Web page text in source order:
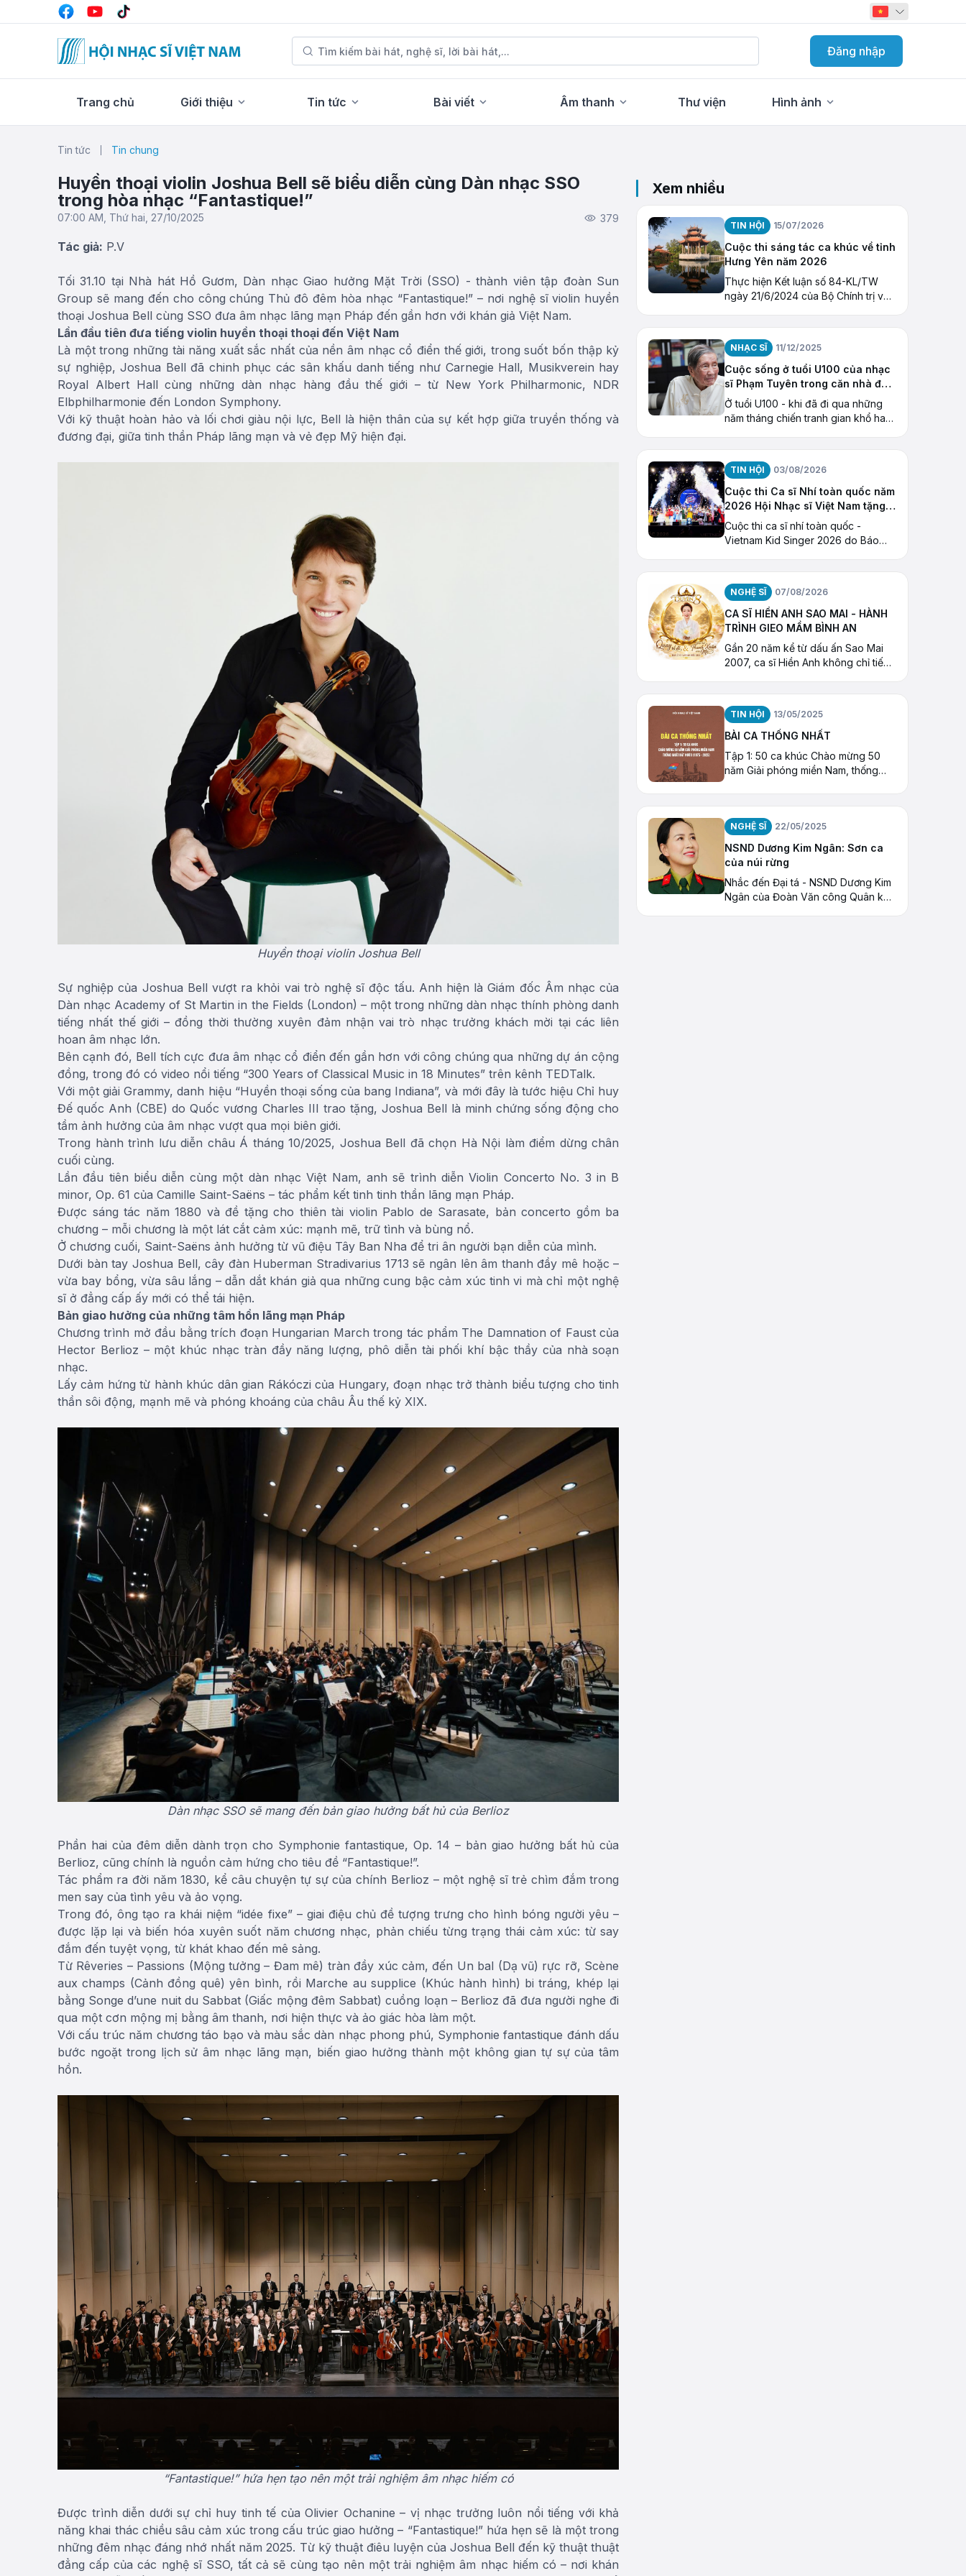
Đăng nhập
Trang chủ Giới thiệu Tin tức Bài viết Âm thanh Thư viện Hình ảnh
Tin tức Tin chung
Huyền thoại violin Joshua Bell sẽ biểu diễn cùng Dàn nhạc SSO
trong hòa nhạc “Fantastique!”
07:00 AM, Thứ hai, 27/10/2025 379
Tác giả: P.V
Tối 31.10 tại Nhà hát Hồ Gươm, Dàn nhạc Giao hưởng Mặt Trời (SSO) - thành viên tập đoàn Sun
Group sẽ mang đến cho công chúng Thủ đô đêm hòa nhạc “Fantastique!” – nơi nghệ sĩ violin huyền
thoại Joshua Bell cùng SSO đưa âm nhạc lãng mạn Pháp đến gần hơn với khán giả Việt Nam.
Lần đầu tiên đưa tiếng violin huyền thoại thoại đến Việt Nam
Là một trong những tài năng xuất sắc nhất của nền âm nhạc cổ điển thế giới, trong suốt bốn thập kỷ
sự nghiệp, Joshua Bell đã chinh phục các sân khấu danh tiếng như Carnegie Hall, Musikverein hay
Royal Albert Hall cùng những dàn nhạc hàng đầu thế giới – từ New York Philharmonic, NDR
Elbphilharmonie đến London Symphony.
Với kỹ thuật hoàn hảo và lối chơi giàu nội lực, Bell là hiện thân của sự kết hợp giữa truyền thống và
đương đại, giữa tinh thần Pháp lãng mạn và vẻ đẹp Mỹ hiện đại.
Huyền thoại violin Joshua Bell
Sự nghiệp của Joshua Bell vượt ra khỏi vai trò nghệ sĩ độc tấu. Anh hiện là Giám đốc Âm nhạc của
Dàn nhạc Academy of St Martin in the Fields (London) – một trong những dàn nhạc thính phòng danh
tiếng nhất thế giới – đồng thời thường xuyên đảm nhận vai trò nhạc trưởng khách mời tại các liên
hoan âm nhạc lớn.
Bên cạnh đó, Bell tích cực đưa âm nhạc cổ điển đến gần hơn với công chúng qua những dự án cộng
đồng, trong đó có video nổi tiếng “300 Years of Classical Music in 18 Minutes” trên kênh TEDTalk.
Với một giải Grammy, danh hiệu “Huyền thoại sống của bang Indiana”, và mới đây là tước hiệu Chỉ huy
Đế quốc Anh (CBE) do Quốc vương Charles III trao tặng, Joshua Bell là minh chứng sống động cho
tầm ảnh hưởng của âm nhạc vượt qua mọi biên giới.
Trong hành trình lưu diễn châu Á tháng 10/2025, Joshua Bell đã chọn Hà Nội làm điểm dừng chân
cuối cùng.
Lần đầu tiên biểu diễn cùng một dàn nhạc Việt Nam, anh sẽ trình diễn Violin Concerto No. 3 in B
minor, Op. 61 của Camille Saint-Saëns – tác phẩm kết tinh tinh thần lãng mạn Pháp.
Được sáng tác năm 1880 và đề tặng cho thiên tài violin Pablo de Sarasate, bản concerto gồm ba
chương – mỗi chương là một lát cắt cảm xúc: mạnh mẽ, trữ tình và bùng nổ.
Ở chương cuối, Saint-Saëns ảnh hưởng từ vũ điệu Tây Ban Nha để tri ân người bạn diễn của mình.
Dưới bàn tay Joshua Bell, cây đàn Huberman Stradivarius 1713 sẽ ngân lên âm thanh đầy mê hoặc –
vừa bay bổng, vừa sâu lắng – dẫn dắt khán giả qua những cung bậc cảm xúc tinh vi mà chỉ một nghệ
sĩ ở đẳng cấp ấy mới có thể tái hiện.
Bản giao hưởng của những tâm hồn lãng mạn Pháp
Chương trình mở đầu bằng trích đoạn Hungarian March trong tác phẩm The Damnation of Faust của
Hector Berlioz – một khúc nhạc tràn đầy năng lượng, phô diễn tài phối khí bậc thầy của nhà soạn
nhạc.
Lấy cảm hứng từ hành khúc dân gian Rákóczi của Hungary, đoạn nhạc trở thành biểu tượng cho tinh
thần sôi động, mạnh mẽ và phóng khoáng của châu Âu thế kỷ XIX.
Dàn nhạc SSO sẽ mang đến bản giao hưởng bất hủ của Berlioz
Phần hai của đêm diễn dành trọn cho Symphonie fantastique, Op. 14 – bản giao hưởng bất hủ của
Berlioz, cũng chính là nguồn cảm hứng cho tiêu đề “Fantastique!”.
Tác phẩm ra đời năm 1830, kể câu chuyện tự sự của chính Berlioz – một nghệ sĩ trẻ chìm đắm trong
men say của tình yêu và ảo vọng.
Trong đó, ông tạo ra khái niệm “idée fixe” – giai điệu chủ đề tượng trưng cho hình bóng người yêu –
được lặp lại và biến hóa xuyên suốt năm chương nhạc, phản chiếu từng trạng thái cảm xúc: từ say
đắm đến tuyệt vọng, từ khát khao đến mê sảng.
Từ Rêveries – Passions (Mộng tưởng – Đam mê) tràn đầy xúc cảm, đến Un bal (Dạ vũ) rực rỡ, Scène
aux champs (Cảnh đồng quê) yên bình, rồi Marche au supplice (Khúc hành hình) bi tráng, khép lại
bằng Songe d’une nuit du Sabbat (Giấc mộng đêm Sabbat) cuồng loạn – Berlioz đã đưa người nghe đi
qua một cơn mộng mị bằng âm thanh, nơi hiện thực và ảo giác hòa làm một.
Với cấu trúc năm chương táo bạo và màu sắc dàn nhạc phong phú, Symphonie fantastique đánh dấu
bước ngoặt trong lịch sử âm nhạc lãng mạn, biến giao hưởng thành một không gian tự sự của tâm
hồn.
“Fantastique!” hứa hẹn tạo nên một trải nghiệm âm nhạc hiếm có
Được trình diễn dưới sự chỉ huy tinh tế của Olivier Ochanine – vị nhạc trưởng luôn nổi tiếng với khả
năng khai thác chiều sâu cảm xúc trong cấu trúc giao hưởng – “Fantastique!” hứa hẹn sẽ là một trong
những đêm nhạc đáng nhớ nhất năm 2025. Từ kỹ thuật điêu luyện của Joshua Bell đến kỹ thuật thuật
đẳng cấp của các nghệ sĩ SSO, tất cả sẽ cùng tạo nên một trải nghiệm âm nhạc hiếm có – nơi khán
Xem nhiều
TIN HỘI 15/07/2026
Cuộc thi sáng tác ca khúc về tỉnh
Hưng Yên năm 2026
Thực hiện Kết luận số 84-KL/TW
ngày 21/6/2024 của Bộ Chính trị về
dựng và phát triển văn học
NHẠC SĨ 11/12/2025
Cuộc sống ở tuổi U100 của nhạc
sĩ Phạm Tuyên trong căn nhà đặc
biệt
Ở tuổi U100 - khi đã đi qua những
năm tháng chiến tranh gian khổ hay
sống bình dị
TIN HỘI 03/08/2026
Cuộc thi Ca sĩ Nhí toàn quốc năm
2026 Hội Nhạc sĩ Việt Nam tặng
Giải thưởng “Ngôi Sao Hy Vọng”
Cuộc thi ca sĩ nhí toàn quốc -
Vietnam Kid Singer 2026 do Báo
Đoàn TNCS Hồ Chí Minh) tổ chức
NGHỆ SĨ 07/08/2026
CA SĨ HIỀN ANH SAO MAI - HÀNH
TRÌNH GIEO MẦM BÌNH AN
Gần 20 năm kể từ dấu ấn Sao Mai
2007, ca sĩ Hiền Anh không chỉ tiếp
ca, âm nhạc hướng thiện và những
hoạt động kết nối cộng đồng
TIN HỘI 13/05/2025
BÀI CA THỐNG NHẤT
Tập 1: 50 ca khúc Chào mừng 50
năm Giải phóng miền Nam, thống
NGHỆ SĨ 22/05/2025
NSND Dương Kim Ngân: Sơn ca
của núi rừng
Nhắc đến Đại tá - NSND Dương Kim
Ngân của Đoàn Văn công Quân khu